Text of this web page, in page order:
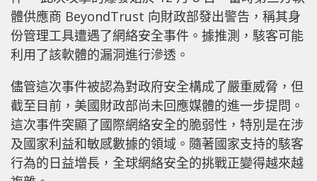
體供應商 BeyondTrust 向財政部發出警告，稱其身
份管理工具遭遇了網絡安全事件。據推測，駭客可能
利用了該軟體的漏洞進行滲透。
儘管這次事件被認為對政府安全構成了嚴重威脅，但
截至目前，美國財政部尚未回應媒體的進一步提問。
這次事件突顯了國際網絡安全的脆弱性，特別是在涉
及國家利益和敏感數據的領域。隨著國家支持的駭客
行為的日益增長，全球網絡安全的挑戰正變得越來越